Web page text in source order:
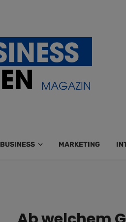
BUSINESS MARKETING